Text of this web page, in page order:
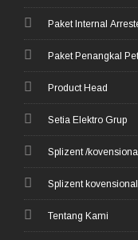
Paket Internal
Paket Penangkal
Product Head
Setia Elektro Grup
Splizent /kovensional
Splizent kovensional
Tentang Kami